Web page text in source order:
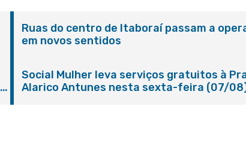
Ruas do centro de Itaboraí passam a
em novos sentidos
Social Mulher leva serviços gratuitos à
Alarico Antunes nesta sexta-feira (07/